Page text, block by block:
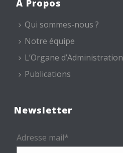
A Propos
Qui sommes-nous ?
Notre équipe
L’Organe d’Administration
Publications
Newsletter
Adresse mail*